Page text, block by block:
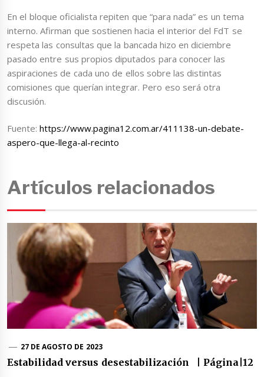
En el bloque oficialista repiten que “para nada” es un tema
interno. Afirman que sostienen hacia el interior del FdT se
respeta las consultas que la bancada hizo en diciembre
pasado entre sus propios diputados para conocer las
aspiraciones de cada uno de ellos sobre las distintas
comisiones que querían integrar. Pero eso será otra
discusión.
Fuente:https://www.pagina12.com.ar/411138-un-debate-
aspero-que-llega-al-recinto
Artículos relacionados
27 DE AGOSTO DE 2023
Estabilidad versus desestabilización | Página|12